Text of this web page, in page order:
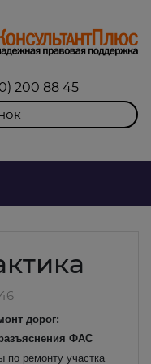
200 88 45
дорог:
разъяснения ФАС
по ремонту участка